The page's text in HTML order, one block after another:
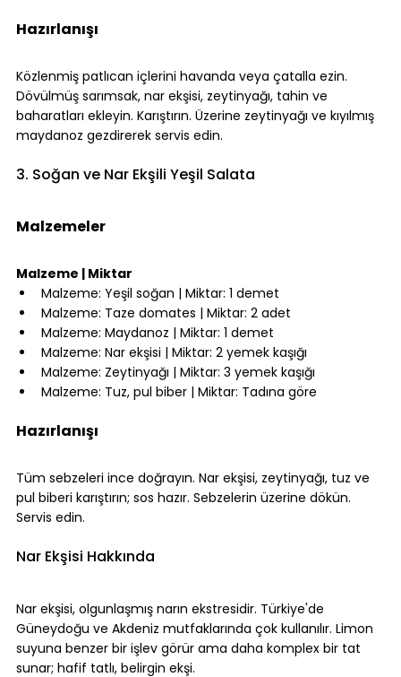
Hazırlanışı
Közlenmiş patlıcan içlerini havanda veya çatalla ezin.
Dövülmüş sarımsak, nar ekşisi, zeytinyağı, tahin ve
baharatları ekleyin. Karıştırın. Üzerine zeytinyağı ve kıyılmış
maydanoz gezdirerek servis edin.
3. Soğan ve Nar Ekşili Yeşil Salata
Malzemeler
Malzeme | Miktar
Malzeme: Yeşil soğan | Miktar: 1 demet
Malzeme: Taze domates | Miktar: 2 adet
Malzeme: Maydanoz | Miktar: 1 demet
Malzeme: Nar ekşisi | Miktar: 2 yemek kaşığı
Malzeme: Zeytinyağı | Miktar: 3 yemek kaşığı
Malzeme: Tuz, pul biber | Miktar: Tadına göre
Hazırlanışı
Tüm sebzeleri ince doğrayın. Nar ekşisi, zeytinyağı, tuz ve
pul biberi karıştırın; sos hazır. Sebzelerin üzerine dökün.
Servis edin.
Nar Ekşisi Hakkında
Nar ekşisi, olgunlaşmış narın ekstresidir. Türkiye'de
Güneydoğu ve Akdeniz mutfaklarında çok kullanılır. Limon
suyuna benzer bir işlev görür ama daha komplex bir tat
sunar; hafif tatlı, belirgin ekşi.